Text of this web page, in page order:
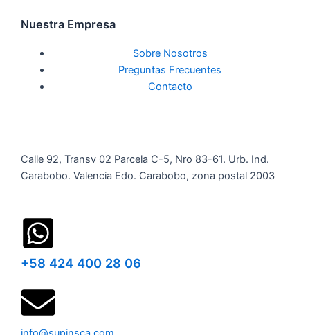
Nuestra Empresa
Sobre Nosotros
Preguntas Frecuentes
Contacto
Calle 92, Transv 02 Parcela C-5, Nro 83-61. Urb. Ind.
Carabobo. Valencia Edo. Carabobo, zona postal 2003
+58 424 400 28 06